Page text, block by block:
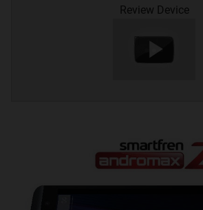
Review Device